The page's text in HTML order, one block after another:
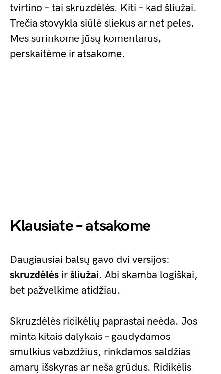
tvirtino – tai skruzdėlės. Kiti – kad šliužai.
Trečia stovykla siūlė sliekus ar net peles.
Mes surinkome jūsų komentarus,
perskaitėme ir atsakome.
Klausiate – atsakome
Daugiausiai balsų gavo dvi versijos:
skruzdėlės ir šliužai. Abi skamba logiškai,
bet pažvelkime atidžiau.
Skruzdėlės ridikėlių paprastai neėda. Jos
minta kitais dalykais – gaudydamos
smulkius vabzdžius, rinkdamos saldžias
amarų išskyras ar neša grūdus. Ridikėlis